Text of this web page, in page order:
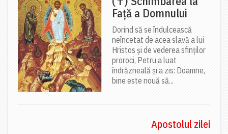
Față a Domnului
Dorind să se îndulcească
neîncetat de acea slavă a lui
Hristos și de vederea sfinților
proroci, Petru a luat
îndrăzneală și a zis: Doamne,
bine este nouă să...
Apostolul zilei